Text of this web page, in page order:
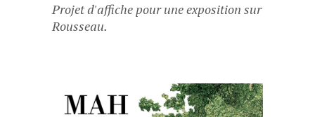
Projet d'affiche pour une exposition sur
Rousseau.